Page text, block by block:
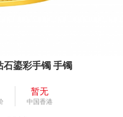
石鎏彩手镯 手镯
暂无
中国香港